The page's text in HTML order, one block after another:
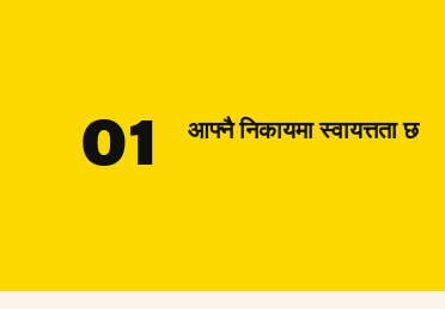
01 आफ्नै निकायमा स्वायत्तता छ